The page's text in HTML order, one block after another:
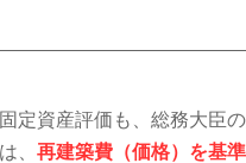
定資産評価も、総務大臣
、再建築費（価格）を基